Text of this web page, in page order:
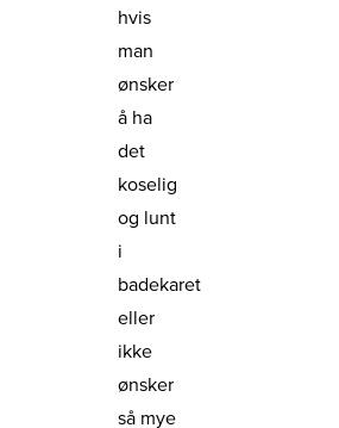
hvis
man
ønsker
å ha
det
koselig
og lunt
i
badekaret
eller
ikke
ønsker
så mye